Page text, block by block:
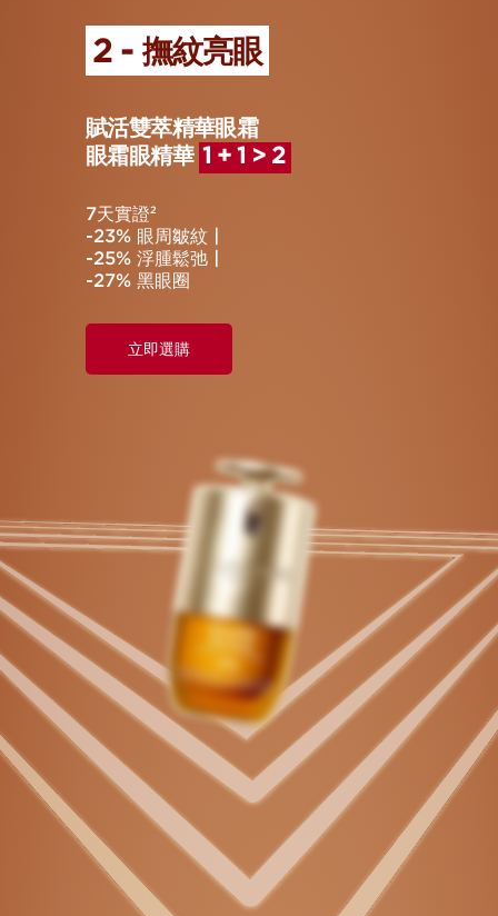
2 - 撫紋亮眼
賦活雙萃精華眼霜
眼霜眼精華 1 + 1 > 2
7天實證2
-23% 眼周皺紋 |
-25% 浮腫鬆弛 |
-27% 黑眼圈
立即選購